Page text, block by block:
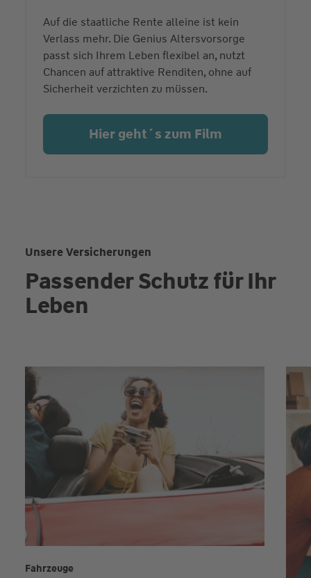
Auf die staatliche Rente alleine ist kein
Verlass mehr. Die Genius Altersvorsorge
passt sich Ihrem Leben flexibel an, nutzt
Chancen auf attraktive Renditen, ohne auf
Sicherheit verzichten zu müssen.
Hier geht´s zum Film
Unsere Versicherungen
Passender Schutz für Ihr
Leben
Fahrzeuge